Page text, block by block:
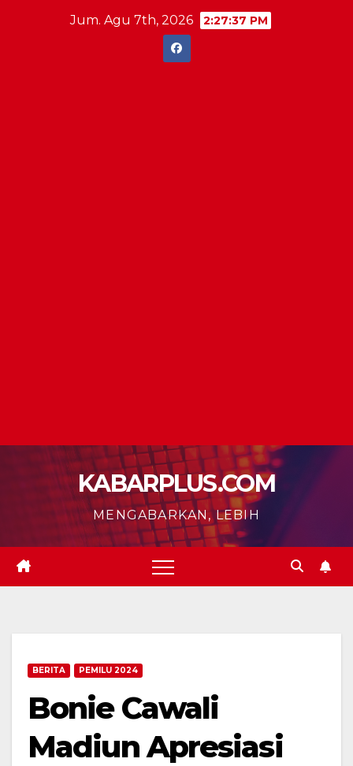
Jum. Agu 7th, 2026 2:27:38 PM
KABARPLUS.COM
MENGABARKAN, LEBIH
BERITA PEMILU 2024
Bonie Cawali
Madiun Apresiasi